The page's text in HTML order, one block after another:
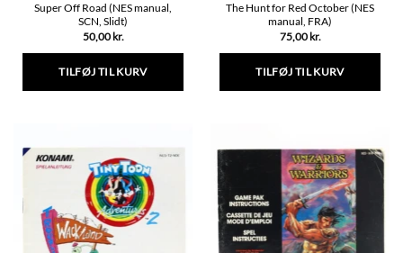
Super Off Road (NES manual,
SCN, Slidt)
50,00 kr.
TILFØJ TIL KURV
The Hunt for Red October (NES
manual, FRA)
75,00 kr.
TILFØJ TIL KURV